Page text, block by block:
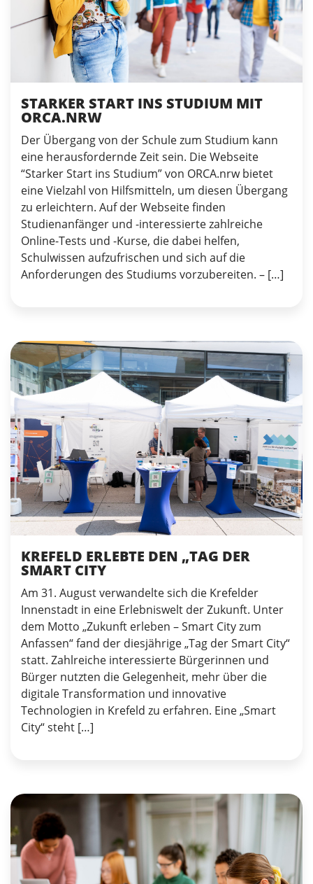
STARKER START INS STUDIUM MIT
ORCA.NRW
Der Übergang von der Schule zum Studium kann
eine herausfordernde Zeit sein. Die Webseite
“Starker Start ins Studium” von ORCA.nrw bietet
eine Vielzahl von Hilfsmitteln, um diesen Übergang
zu erleichtern. Auf der Webseite finden
Studienanfänger und -interessierte zahlreiche
Online-Tests und -Kurse, die dabei helfen,
Schulwissen aufzufrischen und sich auf die
Anforderungen des Studiums vorzubereiten. – […]
KREFELD ERLEBTE DEN „TAG DER
SMART CITY
Am 31. August verwandelte sich die Krefelder
Innenstadt in eine Erlebniswelt der Zukunft. Unter
dem Motto „Zukunft erleben – Smart City zum
Anfassen“ fand der diesjährige „Tag der Smart City“
statt. Zahlreiche interessierte Bürgerinnen und
Bürger nutzten die Gelegenheit, mehr über die
digitale Transformation und innovative
Technologien in Krefeld zu erfahren. Eine „Smart
City“ steht […]